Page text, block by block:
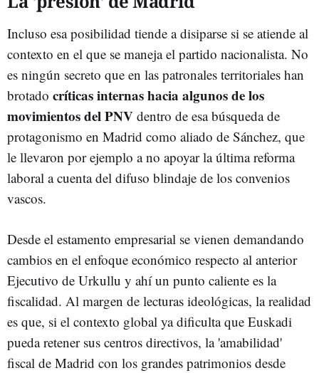
Incluso esa posibilidad tiende a disiparse si se atiende al
contexto en el que se maneja el partido nacionalista. No
es ningún secreto que en las patronales territoriales han
brotado críticas internas hacia algunos de los
movimientos del PNV dentro de esa búsqueda de
protagonismo en Madrid como aliado de Sánchez, que
le llevaron por ejemplo a no apoyar la última reforma
laboral a cuenta del difuso blindaje de los convenios
vascos.
Desde el estamento empresarial se vienen demandando
cambios en el enfoque económico respecto al anterior
Ejecutivo de Urkullu y ahí un punto caliente es la
fiscalidad. Al margen de lecturas ideológicas, la realidad
es que, si el contexto global ya dificulta que Euskadi
pueda retener sus centros directivos, la 'amabilidad'
fiscal de Madrid con los grandes patrimonios desde